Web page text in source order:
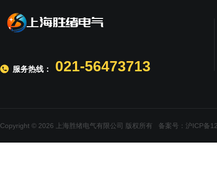
服务热线： 021-56473713
Copyright © 2026 上海胜绪电气有限公司 版权所有 备案号：沪ICP备